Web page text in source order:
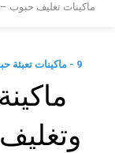
ماكينات تغليف حبوب –
9 - ماكينات تعبئة حبوب و حبيبات وتعبئة مساحيق في اكياس اوتوماتيك